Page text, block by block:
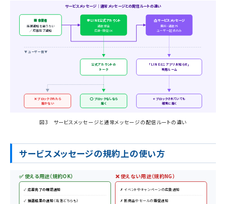
サービスメッセージ｜通常メッセージとの配信ルートの違い
🏢 事業者
当選通知を送りたい
／応募完了通知
💬 LINE公式アカウント
通数課金
広告・販促OK
📩 サービスメッセージ
無料・通数外
ユーザー起点のみ
▼ ユーザー側 ▼
公式アカウントの
トーク
❌ ブロックされたら
届かない
⭕ ブロックなしなら
届く
「LINEミニアプリ お知らせ」
専用ルーム
⭐ ブロックされていても
確実に届く
図3 サービスメッセージと通常メッセージの配信ルートの違い
サービスメッセージの規約上の使い方
✅ 使える用途（規約OK）
✓ 応募完了の確認通知
✓ 抽選結果の通知（当落どちらも）
❌ 使えない用途（規約NG）
✗ イベントやキャンペーンの広告通知
✗ 新商品やセールの販促通知